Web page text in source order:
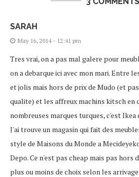
SARAH
May 16, 2014 - 12:41 pm
Tres vrai, on a pas mal galere pour
on a debarque ici avec mon mari. Entre
et jolis mais hors de prix de Mudo (et
qualite) et les affreux machins kitsch en
nombreuses marques turques, c'est Ikea
J'ai trouve un magasin qui fait des
style de Maisons du Monde a
Depo. Ce n'est pas cheap mais pas hors
plus ou moins de choix selon les